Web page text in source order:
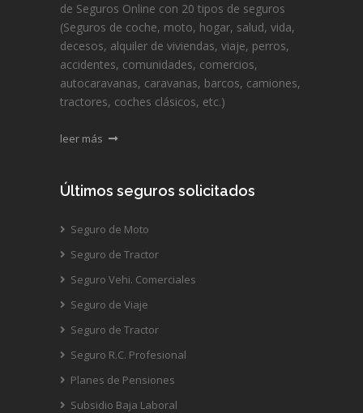
de Seguros Online con 20 tipos de seguros
(Seguros de coche, moto, hogar, salud, vida,
decesos, alquiler de viviendas, viaje, perros,
accidentes, comunidades, comercios,
autocaravanas, caravanas, barcos, camiones,
tractores, coches clásicos, etc.)
leer más
Últimos seguros solicitados
Seguro de Moto
Seguro de Tractor
Seguro Vehi. Comerciales
Seguro de Viaje
Seguro de Tractor
Seguro R.C. Profesional
Planes de Pensiones
Subsidio Baja Laboral